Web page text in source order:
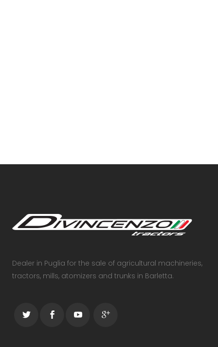
Dealer in Puglia for the sale of agricultural machineries,
tractors, mills, atomizers and trunks in Barletta.